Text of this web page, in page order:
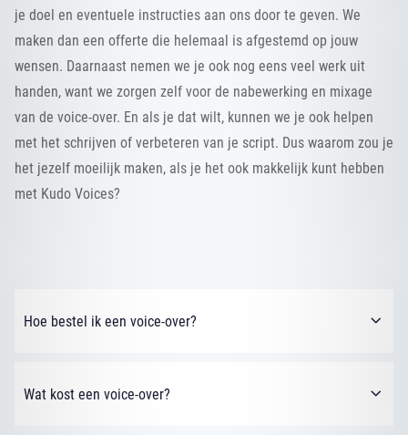
je doel en eventuele instructies aan ons door te geven. We
maken dan een offerte die helemaal is afgestemd op jouw
wensen. Daarnaast nemen we je ook nog eens veel werk uit
handen, want we zorgen zelf voor de nabewerking en mixage
van de voice-over. En als je dat wilt, kunnen we je ook helpen
met het schrijven of verbeteren van je script. Dus waarom zou je
het jezelf moeilijk maken, als je het ook makkelijk kunt hebben
met Kudo Voices?
Hoe bestel ik een voice-over?
Wat kost een voice-over?